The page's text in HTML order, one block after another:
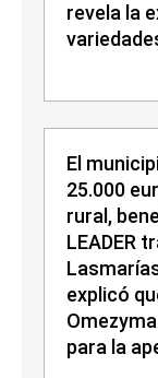
revela la
El
25.000
rural,
LEADER
explicó
para la